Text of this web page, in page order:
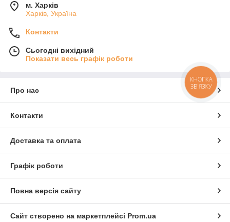
м. Харків
Харків, Україна
Контакти
Сьогодні вихідний
Показати весь графік роботи
Про нас
Контакти
Доставка та оплата
Графік роботи
Повна версія сайту
Сайт створено на маркетплейсі Prom.ua
КНОПКА
ЗВ'ЯЗКУ